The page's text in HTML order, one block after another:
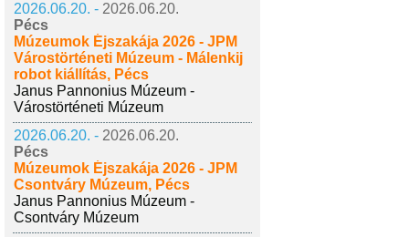
2026.06.20. - 2026.06.20.
Pécs
Múzeumok Éjszakája 2026 - JPM
Várostörténeti Múzeum - Málenkij
robot kiállítás, Pécs
Janus Pannonius Múzeum -
Várostörténeti Múzeum
2026.06.20. - 2026.06.20.
Pécs
Múzeumok Éjszakája 2026 - JPM
Csontváry Múzeum, Pécs
Janus Pannonius Múzeum -
Csontváry Múzeum